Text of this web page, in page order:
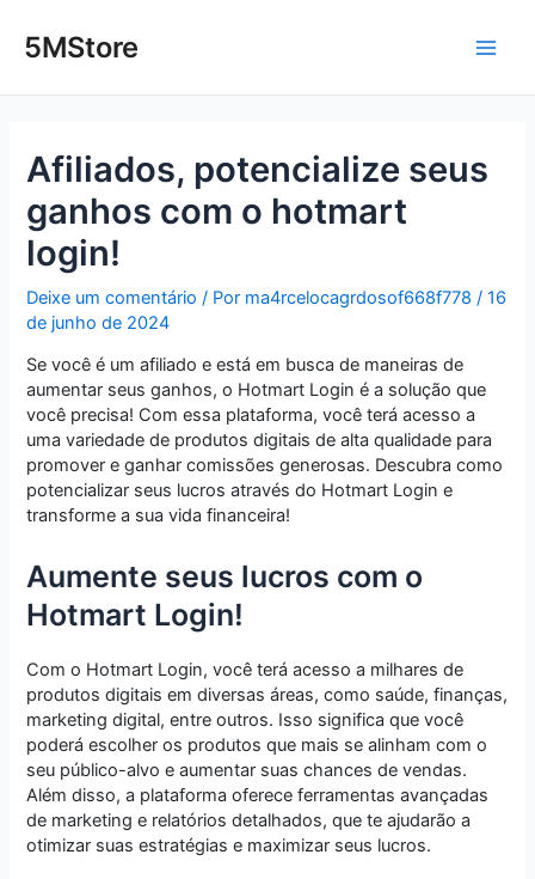
para5MStore
Afiliados, potencialize seus
ganhos com o hotmart
login!
Deixe um comentário / Por ma4rcelocagrdosof668f778/16
de junho de 2024
Se você é um afiliado e está em busca de maneiras de
aumentar seus ganhos, o Hotmart Login é a solução que
você precisa! Com essa plataforma, você terá acesso a
uma variedade de produtos digitais de alta qualidade para
promover e ganhar comissões generosas. Descubra como
potencializar seus lucros através do Hotmart Login e
transforme a sua vida financeira!
Aumente seus lucros com o
Hotmart Login!
Com o Hotmart Login, você terá acesso a milhares de
produtos digitais em diversas áreas, como saúde, finanças,
marketing digital, entre outros. Isso significa que você
poderá escolher os produtos que mais se alinham com o
seu público-alvo e aumentar suas chances de vendas.
Além disso, a plataforma oferece ferramentas avançadas
de marketing e relatórios detalhados, que te ajudarão a
otimizar suas estratégias e maximizar seus lucros.
navigation